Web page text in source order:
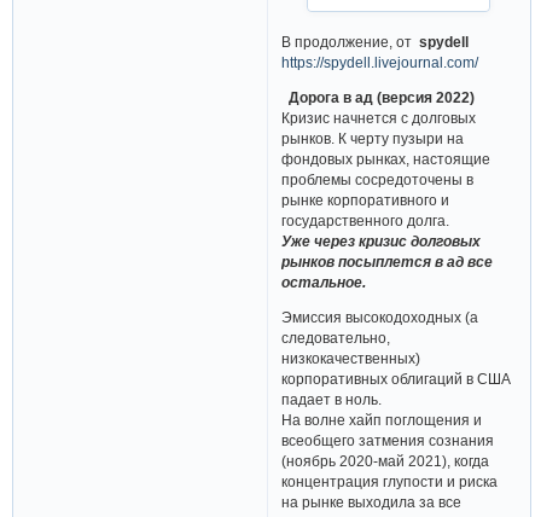
В продолжение, отspydell
https://spydell.livejournal.com/
Дорога в ад (версия 2022)
Кризис начнется с долговых
рынков. К черту пузыри на
фондовых рынках, настоящие
проблемы сосредоточены в
рынке корпоративного и
государственного долга.
Уже через кризис долговых
рынков посыплется в ад все
остальное.
Эмиссия высокодоходных (а
следовательно,
низкокачественных)
корпоративных облигаций в США
падает в ноль.
На волне хайп поглощения и
всеобщего затмения сознания
(ноябрь 2020-май 2021), когда
концентрация глупости и риска
на рынке выходила за все